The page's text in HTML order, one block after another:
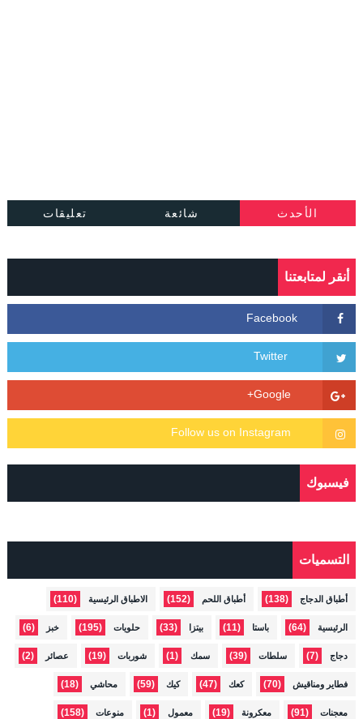
الأحدث شائعة تعليقات
أنقر لمتابعتنا
فيسبوك
التسميات
أطباق الدجاج (138) أطباق اللحم (152) الاطباق الرئيسية (110)
الرئيسية (64) باستا (11) بيتزا (33) حلويات (195) خبز (6)
دجاج (7) سلطات (39) سمك (1) شوربات (19) عصائر (2)
فطاير ومناقيش (70) كعك (47) كيك (59) محاشي (18)
معجنات (91) معكرونة (19) معمول (1) منوعات (158)